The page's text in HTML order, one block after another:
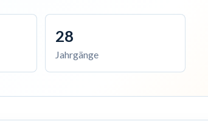
28
Jahrgänge